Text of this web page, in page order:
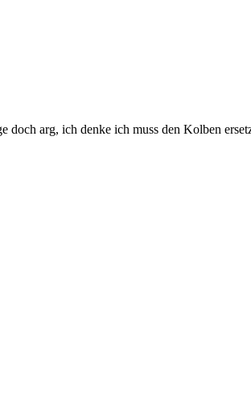
arg, ich denke ich muss den Kolben